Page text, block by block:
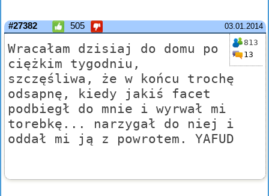
03.01.2014
#27382 505
813
13
Wracałam dzisiaj do domu po
ciężkim tygodniu,
szczęśliwa, że w końcu trochę
odsapnę, kiedy jakiś facet
podbiegł do mnie i wyrwał mi
torebkę... narzygał do niej i
oddał mi ją z powrotem. YAFUD